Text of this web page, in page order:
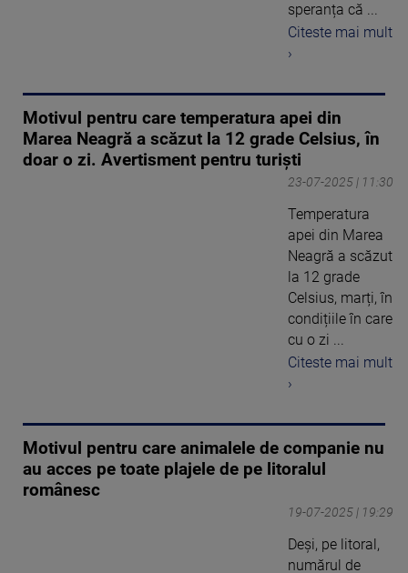
speranța că ...
Citeste mai mult
›
Motivul pentru care temperatura apei din
Marea Neagră a scăzut la 12 grade Celsius, în
doar o zi. Avertisment pentru turiști
23-07-2025 | 11:30
Temperatura
apei din Marea
Neagră a scăzut
la 12 grade
Celsius, marți, în
condițiile în care
cu o zi ...
Citeste mai mult
›
Motivul pentru care animalele de companie nu
au acces pe toate plajele de pe litoralul
românesc
19-07-2025 | 19:29
Deși, pe litoral,
numărul de